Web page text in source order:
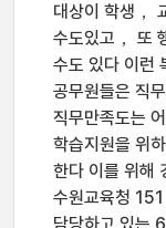
대상이 학생，
수도있고， 또
수도 있다 이런
공무원들은 직
직무만족도는
학습지원을 위
한다 이를 위해
수원교육청 151